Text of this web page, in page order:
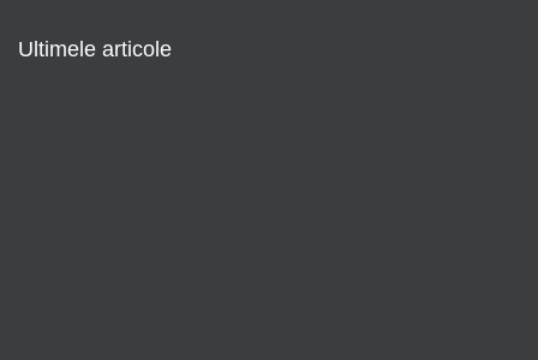
Ultimele articole